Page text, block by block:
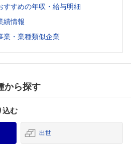
すすめの年収・給与明細
績情報
業・業種類似企業
から探す
込む
出世